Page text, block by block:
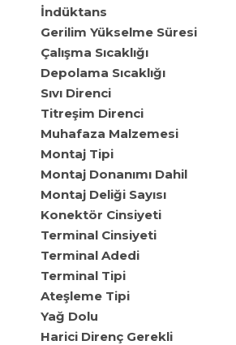
İndüktans
Gerilim Yükselme Süresi
Çalışma Sıcaklığı
Depolama Sıcaklığı
Sıvı Direnci
Titreşim Direnci
Muhafaza Malzemesi
Montaj Tipi
Montaj Donanımı Dahil
Montaj Deliği Sayısı
Konektör Cinsiyeti
Terminal Cinsiyeti
Terminal Adedi
Terminal Tipi
Ateşleme Tipi
Yağ Dolu
Harici Direnç Gerekli